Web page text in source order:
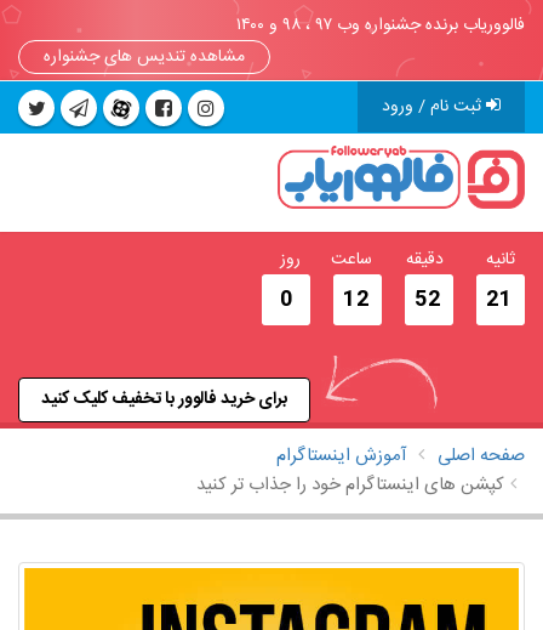
فالووریاب برنده جشنواره وب ۹۷ ، ۹۸ و ۱۴۰۰
مشاهده تندیس های جشنواره
ثبت نام / ورود
21
ثانیه
52
دقیقه
12
ساعت
0
روز
برای خرید فالوور با تخفیف کلیک کنید
صفحه اصلی
آموزش اینستاگرام
کپشن های اینستاگرام خود را جذاب تر کنید